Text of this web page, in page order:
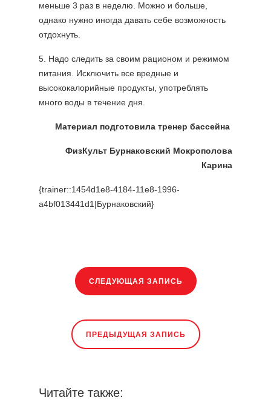
меньше 3 раз в неделю. Можно и больше,
однако нужно иногда давать себе возможность
отдохнуть.
5. Надо следить за своим рационом и режимом
питания. Исключить все вредные и
высококалорийные продукты, употреблять
много воды в течение дня.
Материал подготовила тренер бассейна
ФизКульт Бурнаковский Мокрополова
Карина
{trainer::1454d1e8-4184-11e8-1996-
a4bf013441d1|Бурнаковский}
СЛЕДУЮЩАЯ ЗАПИСЬ
ПРЕДЫДУЩАЯ ЗАПИСЬ
Читайте также: